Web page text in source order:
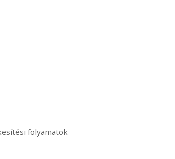
folyamatok